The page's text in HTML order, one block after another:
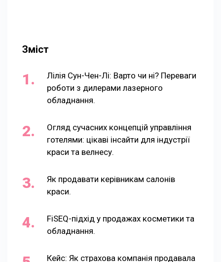
Зміст
Лілія Сун-Чен-Лі: Варто чи ні? Переваги
роботи з дилерами лазерного
обладнання.
Огляд сучасних концепцій управління
готелями: цікаві інсайти для індустрії
краси та велнесу.
Як продавати керівникам салонів
краси.
FiSEQ-підхід у продажах косметики та
обладнання.
Кейс: Як страхова компанія продавала